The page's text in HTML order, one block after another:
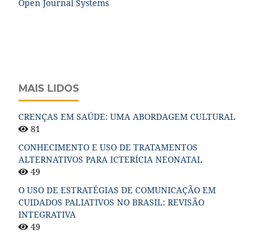
Open Journal Systems
MAIS LIDOS
CRENÇAS EM SAÚDE: UMA ABORDAGEM CULTURAL
81
CONHECIMENTO E USO DE TRATAMENTOS
ALTERNATIVOS PARA ICTERÍCIA NEONATAL
49
O USO DE ESTRATÉGIAS DE COMUNICAÇÃO EM
CUIDADOS PALIATIVOS NO BRASIL: REVISÃO
INTEGRATIVA
49